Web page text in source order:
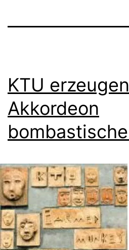
KTU
Akkordeon